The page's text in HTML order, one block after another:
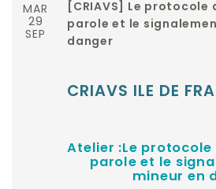
MAR
29
SEP
[CRIAVS] Le protocole
parole et le
danger
CRIAVS ILE DE
Atelier :Le protocole
parole et le
mineur en